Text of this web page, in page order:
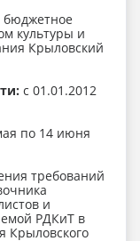
бюджетное
культуры и
Крыловский
с 01.01.2012
по 14 июня
требований
и
РДКиТ в
Крыловского